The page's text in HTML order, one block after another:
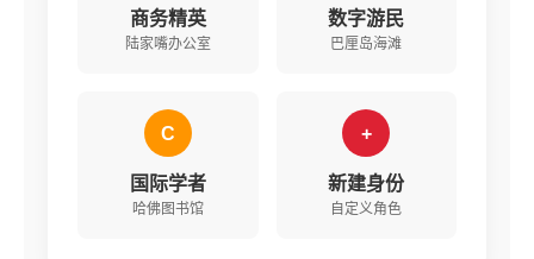
商务精英
陆家嘴办公室
数字游民
巴厘岛海滩
C
国际学者
哈佛图书馆
+
新建身份
自定义角色